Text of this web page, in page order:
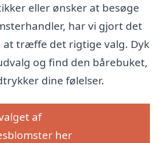
eller ønsker at besøge
har vi gjort det
at træffe det rigtige valg. Dyk
og find den bårebuket,
dine følelser.
af
her